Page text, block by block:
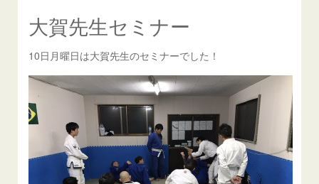
アメブロ 旧ブログ Instagram
大賀先生セミナー
10日月曜日は大賀先生のセミナーでした！